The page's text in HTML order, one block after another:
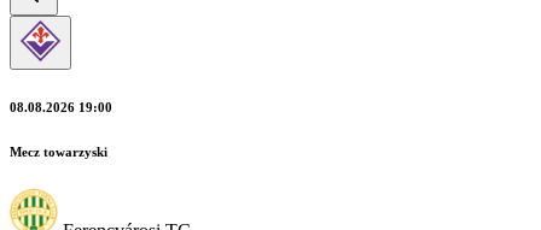
08.08.2026 19:00
Mecz towarzyski